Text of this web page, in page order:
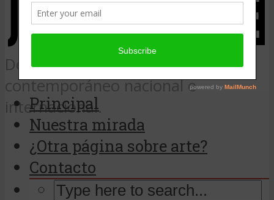
Desde Argentina, noticias de arte
contemporáneo nacional e
internacional.
Principal
Nuestra mirada
¿Otra página sobre arte?
Contacto